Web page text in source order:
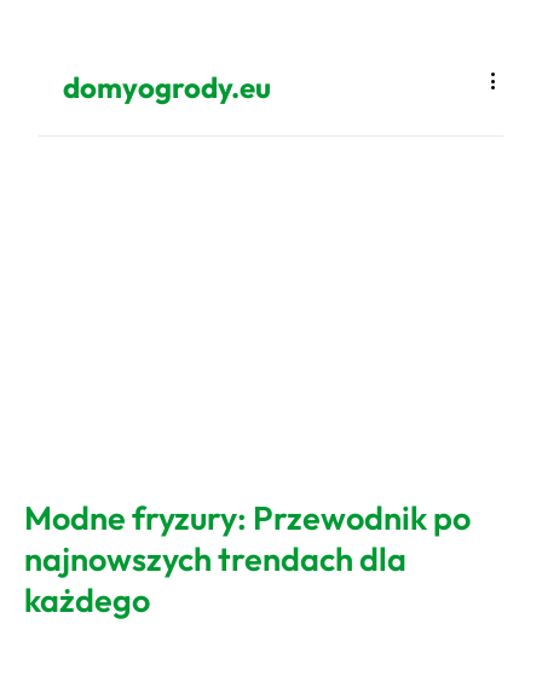
domyogrody.eu
Modne fryzury: Przewodnik po
najnowszych trendach dla
każdego